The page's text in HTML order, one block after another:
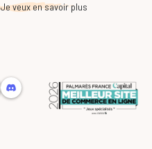
Je veux en savoir plus
Discord